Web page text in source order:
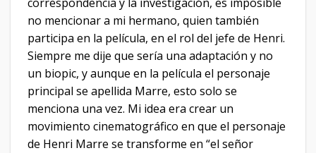
no mencionar a mi hermano, quien también
participa en la película, en el rol del jefe de Henri.
Siempre me dije que sería una adaptación y no
un biopic, y aunque en la película el personaje
principal se apellida Marre, esto solo se
menciona una vez. Mi idea era crear un
movimiento cinematográfico en que el personaje
de Henri Marre se transforme en “el señor